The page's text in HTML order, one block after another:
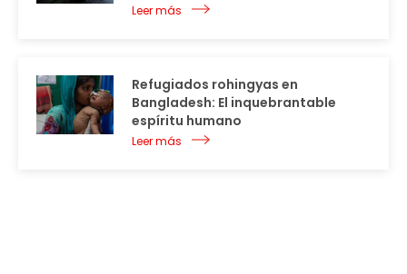
Leer más
Refugiados rohingyas en
Bangladesh: El inquebrantable
espíritu humano
Leer más